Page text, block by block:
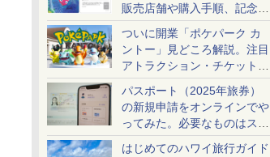
販売店舗や購入手順、記念チ
ケットも解説
ついに開業「ポケパーク カ
ントー」見どころ解説。注目
アトラクション・チケット手
配・来場前に必要な準備は？
パスポート（2025年旅券）
の新規申請をオンラインでや
ってみた。必要なものはスマ
ホとマイナカードのみ
はじめてのハワイ旅行ガイド